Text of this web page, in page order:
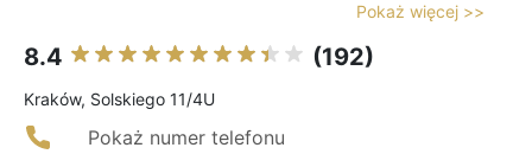
Pokaż więcej >>
8.4 (192)
Kraków, Solskiego 11/4U
Pokaż numer telefonu